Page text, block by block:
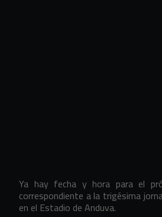
Ya hay fecha y hora para el
correspondiente a la trigésima
en el Estadio de Anduva.